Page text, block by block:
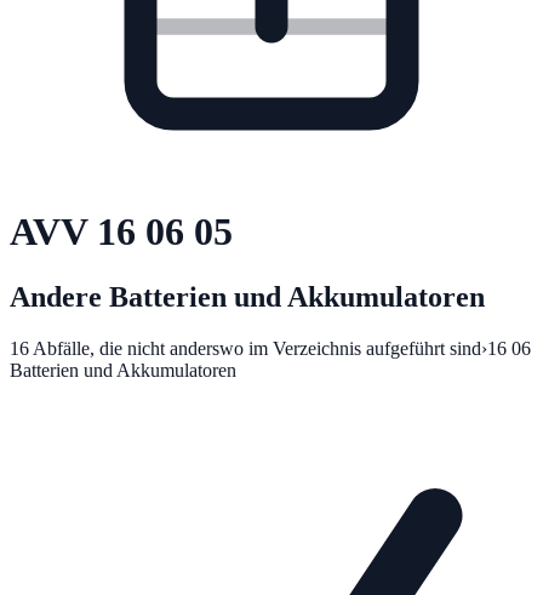
AVV 16 06 05
Andere Batterien und Akkumulatoren
16 Abfälle, die nicht anderswo im Verzeichnis aufgeführt sind›16 06
Batterien und Akkumulatoren